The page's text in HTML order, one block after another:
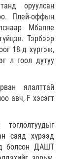
оруулсан
Плей-оффын
Мбаппе
Тэрбээр
18-д хүргэж,
л гоол дутуу
ялалттай
авч, F хэсэгт
саяд хүрээд
болсон ДАШТ